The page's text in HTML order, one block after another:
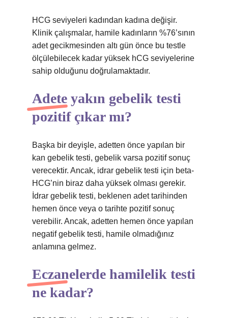
HCG seviyeleri kadından kadına değişir.
Klinik çalışmalar, hamile kadınların %76’sının
adet gecikmesinden altı gün önce bu testle
ölçülebilecek kadar yüksek hCG seviyelerine
sahip olduğunu doğrulamaktadır.
Adete yakın gebelik testi
pozitif çıkar mı?
Başka bir deyişle, adetten önce yapılan bir
kan gebelik testi, gebelik varsa pozitif sonuç
verecektir. Ancak, idrar gebelik testi için beta-
HCG’nin biraz daha yüksek olması gerekir.
İdrar gebelik testi, beklenen adet tarihinden
hemen önce veya o tarihte pozitif sonuç
verebilir. Ancak, adetten hemen önce yapılan
negatif gebelik testi, hamile olmadığınız
anlamına gelmez.
Eczanelerde hamilelik testi
ne kadar?